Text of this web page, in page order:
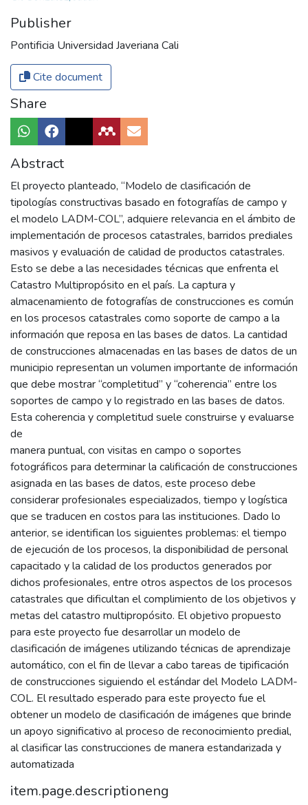
Publisher
Pontificia Universidad Javeriana Cali
Cite document
Share
Abstract
El proyecto planteado, “Modelo de clasificación de
tipologías constructivas basado en fotografías de campo y
el modelo LADM-COL”, adquiere relevancia en el ámbito de
implementación de procesos catastrales, barridos prediales
masivos y evaluación de calidad de productos catastrales.
Esto se debe a las necesidades técnicas que enfrenta el
Catastro Multipropósito en el país. La captura y
almacenamiento de fotografías de construcciones es común
en los procesos catastrales como soporte de campo a la
información que reposa en las bases de datos. La cantidad
de construcciones almacenadas en las bases de datos de un
municipio representan un volumen importante de información
que debe mostrar “completitud” y “coherencia” entre los
soportes de campo y lo registrado en las bases de datos.
Esta coherencia y completitud suele construirse y evaluarse
de
manera puntual, con visitas en campo o soportes
fotográficos para determinar la calificación de construcciones
asignada en las bases de datos, este proceso debe
considerar profesionales especializados, tiempo y logística
que se traducen en costos para las instituciones. Dado lo
anterior, se identifican los siguientes problemas: el tiempo
de ejecución de los procesos, la disponibilidad de personal
capacitado y la calidad de los productos generados por
dichos profesionales, entre otros aspectos de los procesos
catastrales que dificultan el complimiento de los objetivos y
metas del catastro multipropósito. El objetivo propuesto
para este proyecto fue desarrollar un modelo de
clasificación de imágenes utilizando técnicas de aprendizaje
automático, con el fin de llevar a cabo tareas de tipificación
de construcciones siguiendo el estándar del Modelo LADM-
COL. El resultado esperado para este proyecto fue el
obtener un modelo de clasificación de imágenes que brinde
un apoyo significativo al proceso de reconocimiento predial,
al clasificar las construcciones de manera estandarizada y
automatizada
item.page.descriptioneng